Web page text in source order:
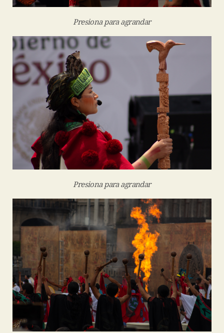
Presiona para agrandar
Presiona para agrandar